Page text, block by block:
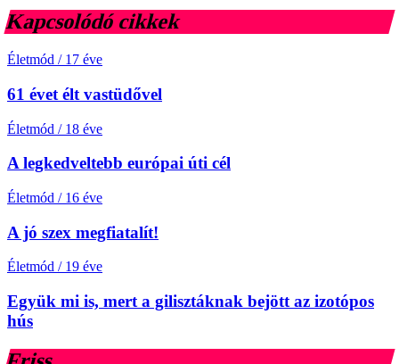
Kapcsolódó cikkek
Életmód / 17 éve
61 évet élt vastüdővel
Életmód / 18 éve
A legkedveltebb európai úti cél
Életmód / 16 éve
A jó szex megfiatalít!
Életmód / 19 éve
Együk mi is, mert a gilisztáknak bejött az izotópos
hús